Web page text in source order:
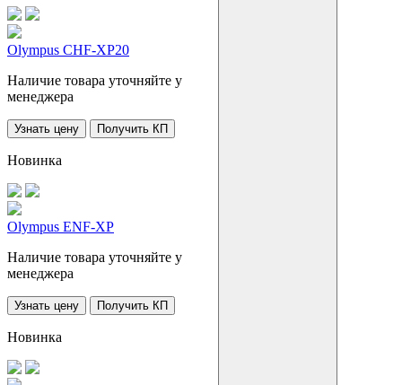
Olympus CHF-XP20
Наличие товара уточняйте у
менеджера
Узнать цену Получить КП
Новинка
Olympus ENF-XP
Наличие товара уточняйте у
менеджера
Узнать цену Получить КП
Новинка